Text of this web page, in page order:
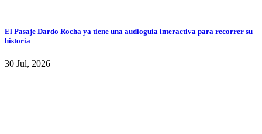
El Pasaje Dardo Rocha ya tiene una audioguía interactiva para recorrer su
historia
30 Jul, 2026